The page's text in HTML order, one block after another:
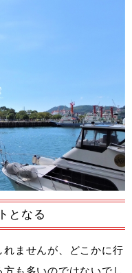
となる
ませんが、どこかに行
も多いのではないでし